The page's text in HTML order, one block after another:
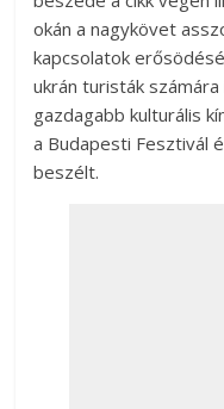
okán a nagykövet
kapcsolatok
ukrán turisták
gazdagabb kulturális
a Budapesti Fesztivál
beszélt.